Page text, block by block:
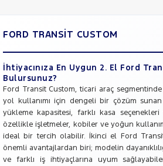
FORD TRANSİT CUSTOM
İhtiyacınıza En Uygun 2. El Ford
Bulursunuz?
Ford Transit Custom, ticari araç
yol kullanımı için dengeli bir çözüm
yükleme kapasitesi, farklı kasa
özellikle işletmeler, kobiler ve yoğun
ideal bir tercih olabilir. İkinci el Ford
önemli avantajlardan biri; modelin
ve farklı iş ihtiyaçlarına uyum